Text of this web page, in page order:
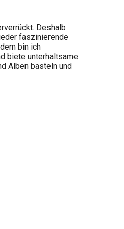
Deshalb
faszinierende
bin ich
biete unterhaltsame
Alben basteln und